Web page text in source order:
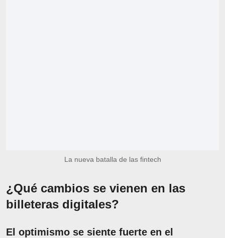
La nueva batalla de las fintech
¿Qué cambios se vienen en las
billeteras digitales?
El optimismo se siente fuerte en el